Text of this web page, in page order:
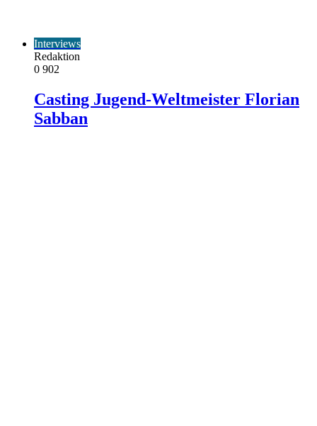
Interviews
Redaktion
0 902
Casting Jugend-Weltmeister Florian
Sabban